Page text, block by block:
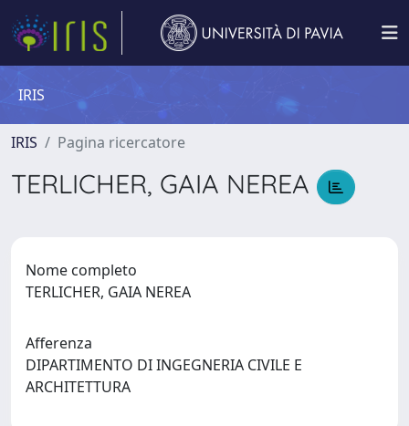
IRIS
IRIS Pagina ricercatore
TERLICHER, GAIA NEREA
Nome completo
TERLICHER, GAIA NEREA
Afferenza
DIPARTIMENTO DI INGEGNERIA CIVILE E
ARCHITETTURA